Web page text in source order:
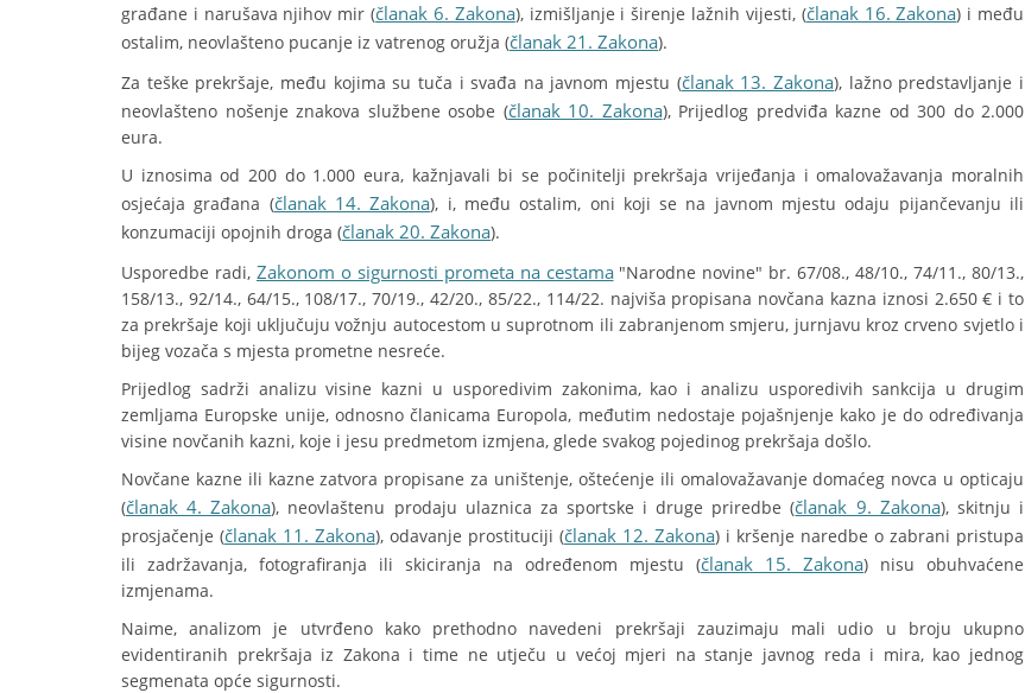
građane i narušava njihov mir (članak 6. Zakona), izmišljanje i širenje lažnih vijesti, (članak 16. Zakona) i među
ostalim, neovlašteno pucanje iz vatrenog oružja (članak 21. Zakona).
Za teške prekršaje, među kojima su tuča i svađa na javnom mjestu (članak 13. Zakona), lažno predstavljanje i
neovlašteno nošenje znakova službene osobe (članak 10. Zakona), Prijedlog predviđa kazne od 300 do 2.000
eura.
U iznosima od 200 do 1.000 eura, kažnjavali bi se počinitelji prekršaja vrijeđanja i omalovažavanja moralnih
osjećaja građana (članak 14. Zakona), i, među ostalim, oni koji se na javnom mjestu odaju pijančevanju ili
konzumaciji opojnih droga (članak 20. Zakona).
Usporedbe radi, Zakonom o sigurnosti prometa na cestama"Narodne novine" br. 67/08., 48/10., 74/11., 80/13.,
158/13., 92/14., 64/15., 108/17., 70/19., 42/20., 85/22., 114/22. najviša propisana novčana kazna iznosi 2.650 € i to
za prekršaje koji uključuju vožnju autocestom u suprotnom ili zabranjenom smjeru, jurnjavu kroz crveno svjetlo i
bijeg vozača s mjesta prometne nesreće.
Prijedlog sadrži analizu visine kazni u usporedivim zakonima, kao i analizu usporedivih sankcija u drugim
zemljama Europske unije, odnosno članicama Europola, međutim nedostaje pojašnjenje kako je do određivanja
visine novčanih kazni, koje i jesu predmetom izmjena, glede svakog pojedinog prekršaja došlo.
Novčane kazne ili kazne zatvora propisane za uništenje, oštećenje ili omalovažavanje domaćeg novca u opticaju
(članak 4. Zakona), neovlaštenu prodaju ulaznica za sportske i druge priredbe (članak 9. Zakona), skitnju i
prosjačenje (članak 11. Zakona), odavanje prostituciji (članak 12. Zakona) i kršenje naredbe o zabrani pristupa
ili zadržavanja, fotografiranja ili skiciranja na određenom mjestu (članak 15. Zakona) nisu obuhvaćene
izmjenama.
Naime, analizom je utvrđeno kako prethodno navedeni prekršaji zauzimaju mali udio u broju ukupno
evidentiranih prekršaja iz Zakona i time ne utječu u većoj mjeri na stanje javnog reda i mira, kao jednog
segmenata opće sigurnosti.